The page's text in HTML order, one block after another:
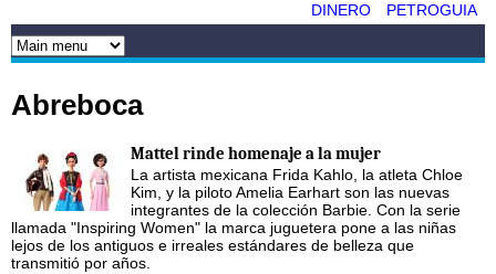
PETROGUIA
DINERO
Abreboca
Mattel rinde homenaje a la mujer
La artista mexicana Frida Kahlo, la atleta Chloe
Kim, y la piloto Amelia Earhart son las nuevas
integrantes de la colección Barbie. Con la serie
llamada "Inspiring Women" la marca juguetera pone a las niñas
lejos de los antiguos e irreales estándares de belleza que
transmitió por años.